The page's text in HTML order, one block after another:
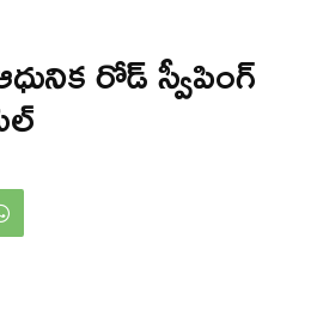
రోడ్ స్వీపింగ్